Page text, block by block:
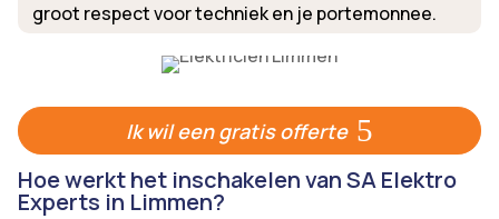
groot respect voor techniek en je portemonnee.
Ik wil een gratis offerte
Hoe werkt het inschakelen van SA Elektro
Experts in Limmen?